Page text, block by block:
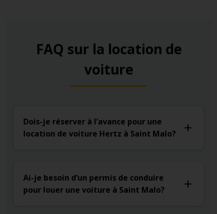
FAQ sur la location de
voiture
Dois-je réserver à l’avance pour une
location de voiture Hertz à Saint Malo?
Ai-je besoin d’un permis de conduire
pour louer une voiture à Saint Malo?